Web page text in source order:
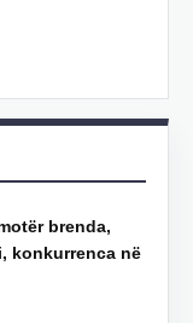
brenda,
konkurrenca në